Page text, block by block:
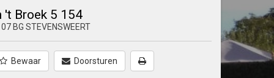
't Broek 5 154
BG STEVENSWEERT
Bewaar Doorsturen